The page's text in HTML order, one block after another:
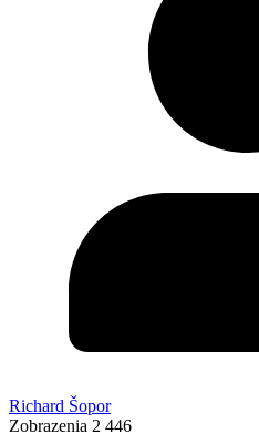
Richard Šopor
Zobrazenia 2 446